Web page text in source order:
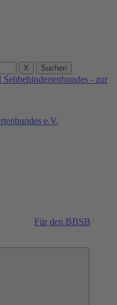
X Suchen
e.V.
Für den BBSB